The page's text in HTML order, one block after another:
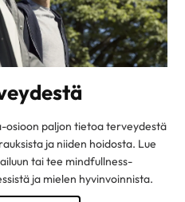
osioon paljon tietoa terveydestä
ja niiden hoidosta. Lue
tai tee mindfullness-
ja mielen hyvinvoinnista.